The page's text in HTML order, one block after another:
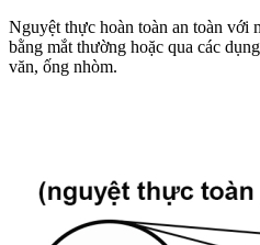
Nguyệt thực hoàn toàn an toàn với
bằng mắt thường hoặc qua các
văn, ống nhòm.